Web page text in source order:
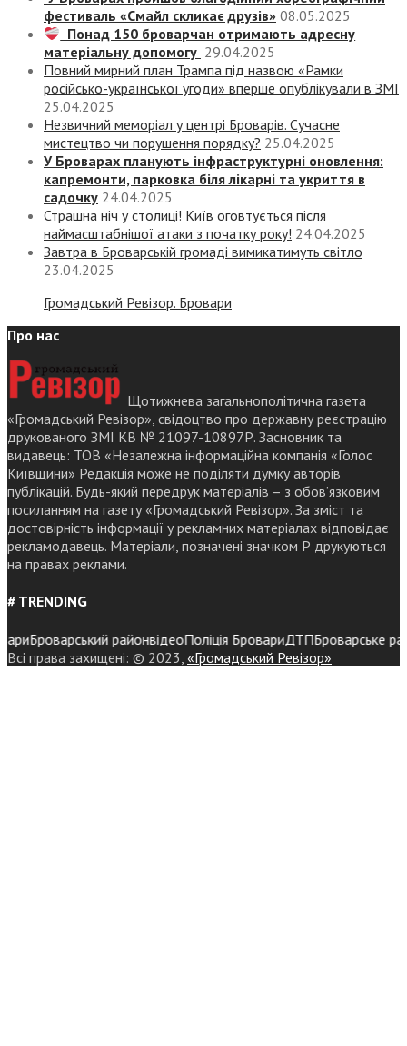
фестиваль «Смайл скликає друзів» 08.05.2025
Понад 150 броварчан отримають адресну
матеріальну допомогу 29.04.2025
Повний мирний план Трампа під назвою «‎Рамки
російсько-української угоди» вперше опублікували в ЗМІ
25.04.2025
Незвичний меморіал у центрі Броварів. Сучасне
мистецтво чи порушення порядку? 25.04.2025
У Броварах планують інфраструктурні оновлення:
капремонти, парковка біля лікарні та укриття в
садочку 24.04.2025
Страшна ніч у столиці! Київ оговтується після
наймасштабнішої атаки з початку року! 24.04.2025
Завтра в Броварській громаді вимикатимуть світло
23.04.2025
Громадський Ревізор. Бровари
Про нас
Щотижнева загальнополітична газета
«Громадський Ревізор», свідоцтво про державну реєстрацію
друкованого ЗМІ КВ № 21097-10897Р. Засновник та
видавець: ТОВ «Незалежна інформаційна компанія «Голос
Київщини» Редакція може не поділяти думку авторів
публікацій. Будь-який передрук матеріалів – з обов’язковим
посиланням на газету «Громадський Ревізор». За зміст та
достовірність інформації у рекламних матеріалах відповідає
рекламодавець. Матеріали, позначені значком Р друкуються
на правах реклами.
# TRENDING
Броварський районвідеоПоліція БровариДТПБроварське
Всі права захищені: © 2023, «Громадський Ревізор»